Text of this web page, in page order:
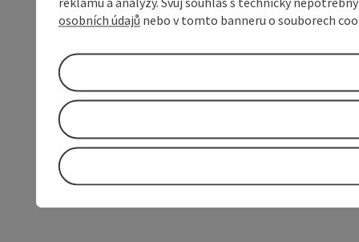
osobních údajů nebo v tomto banneru o souborech